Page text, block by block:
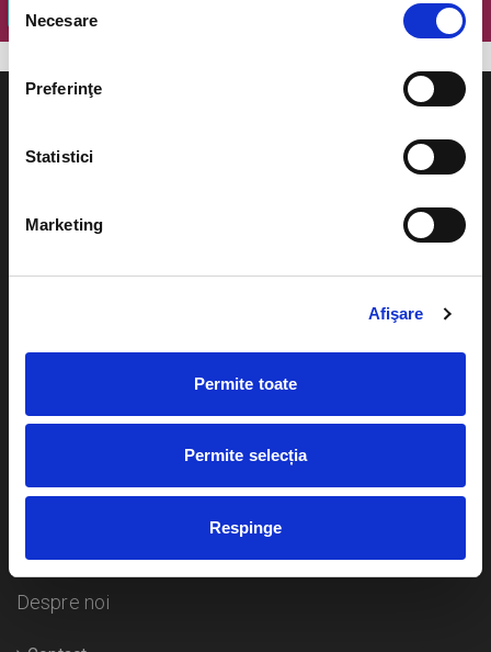
consimțământului
Necesare
Preferinţe
Statistici
Marketing
Afişare
Permite toate
Permite selecția
Respinge
Plata online sau cash
Livrare prin curier
Duplicare bilete
Concerte si
Despre noi